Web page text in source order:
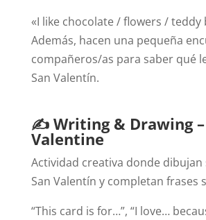
«I like chocolate / flowers / teddy
Además, hacen una pequeña
compañeros/as para saber qué
San Valentín.
✍️ Writing & Drawing
Valentine
Actividad creativa donde
San Valentín y completan frases
“This card is for…”, “I love…